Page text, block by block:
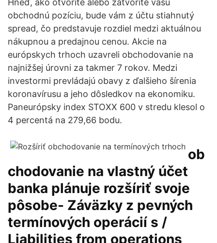
Hneď, ako otvoríte alebo zatvoríte vašu
obchodnú pozíciu, bude vám z účtu stiahnutý
spread, čo predstavuje rozdiel medzi aktuálnou
nákupnou a predajnou cenou. Akcie na
európskych trhoch uzavreli obchodovanie na
najnižšej úrovni za takmer 7 rokov. Medzi
investormi prevládajú obavy z ďalšieho šírenia
koronavírusu a jeho dôsledkov na ekonomiku.
Paneurópsky index STOXX 600 v stredu klesol o
4 percentá na 279,66 bodu.
ob
chodovanie na vlastný účet
banka plánuje rozšíriť svoje
pôsobe- Záväzky z pevných
termínových operácií s /
Liabilities from operations